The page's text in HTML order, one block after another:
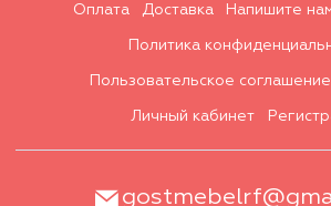
Оплата Доставка Напишите
Политика
Пользовательское
Личный кабинет